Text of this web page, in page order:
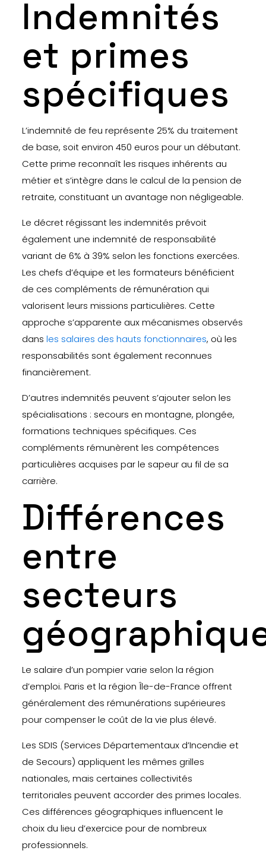
Indemnités
et primes
spécifiques
L’indemnité de feu représente 25% du traitement
de base, soit environ 450 euros pour un débutant.
Cette prime reconnaît les risques inhérents au
métier et s’intègre dans le calcul de la pension de
retraite, constituant un avantage non négligeable.
Le décret régissant les indemnités prévoit
également une indemnité de responsabilité
variant de 6% à 39% selon les fonctions exercées.
Les chefs d’équipe et les formateurs bénéficient
de ces compléments de rémunération qui
valorisent leurs missions particulières. Cette
approche s’apparente aux mécanismes observés
dans les salaires des hauts fonctionnaires, où les
responsabilités sont également reconnues
financièrement.
D’autres indemnités peuvent s’ajouter selon les
spécialisations : secours en montagne, plongée,
formations techniques spécifiques. Ces
compléments rémunèrent les compétences
particulières acquises par le sapeur au fil de sa
carrière.
Différences
entre
secteurs
Le salaire d’un pompier varie selon la région
d’emploi. Paris et la région Île-de-France offrent
généralement des rémunérations supérieures
pour compenser le coût de la vie plus élevé.
Les SDIS (Services Départementaux d’Incendie et
de Secours) appliquent les mêmes grilles
nationales, mais certaines collectivités
territoriales peuvent accorder des primes locales.
Ces différences géographiques influencent le
choix du lieu d’exercice pour de nombreux
professionnels.